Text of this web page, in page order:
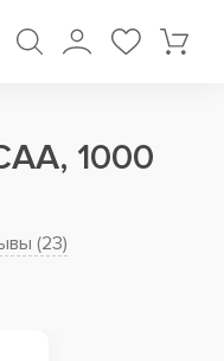
1000
(23)